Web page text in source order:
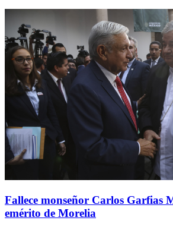
Fallece monseñor Carlos Garfias
emérito de Morelia